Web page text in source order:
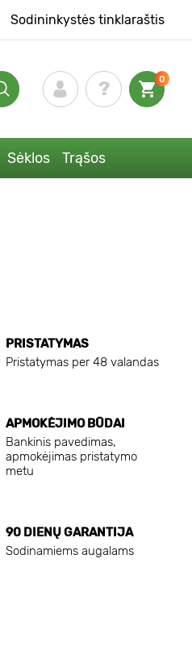
Sodininkystės tinklaraštis
0
Sėklos Trąšos
PRISTATYMAS
Pristatymas per 48 valandas
APMOKĖJIMO BŪDAI
Bankinis pavedimas,
apmokėjimas pristatymo
metu
90 DIENŲ GARANTIJA
Sodinamiems augalams